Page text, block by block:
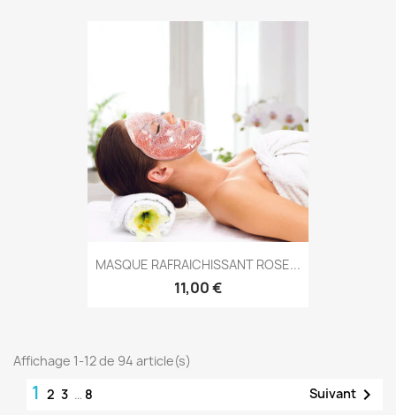
MASQUE RAFRAICHISSANT ROSE...
11,00 €
Affichage 1-12 de 94 article(s)
1 2 3 … 8 Suivant 